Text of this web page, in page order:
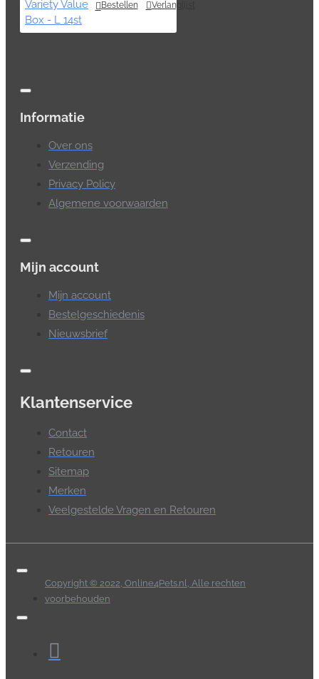
Bestellen Verlanglijst
Informatie
Over ons
Verzending
Privacy Policy
Algemene voorwaarden
Mijn account
Mijn account
Bestelgeschiedenis
Nieuwsbrief
Klantenservice
Contact
Retouren
Sitemap
Merken
Veelgestelde Vragen en Retouren
Copyright © 2022, Online4Pets.nl, Alle rechten
voorbehouden